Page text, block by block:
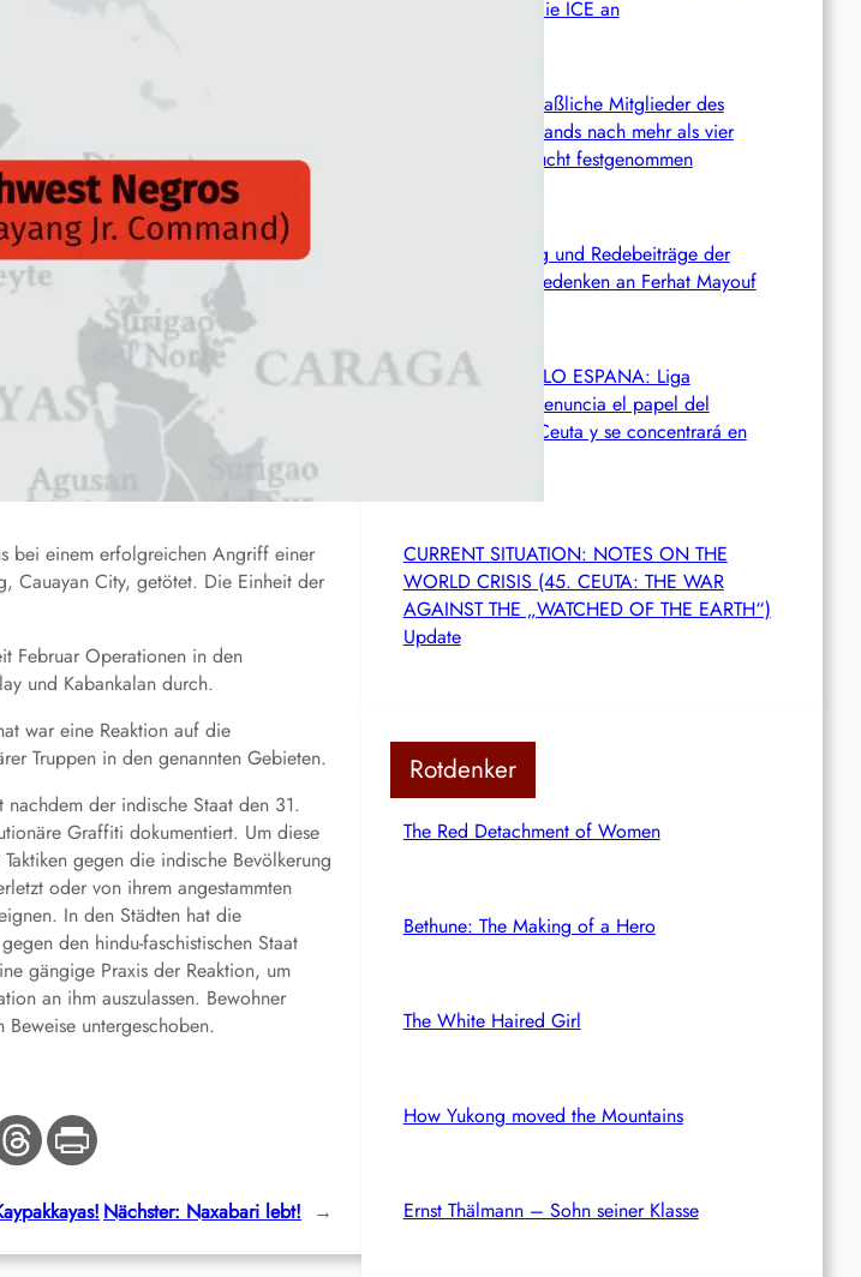
bei einem erfolgreichen Angriff einer
Cauayan City, getötet. Die Einheit der
Februar Operationen in den
und Kabankalan durch.
war eine Reaktion auf die
Truppen in den genannten Gebieten.
der indische Staat den 31.
Graffiti dokumentiert. Um diese
gegen die indische Bevölkerung
oder von ihrem angestammten
In den Städten hat die
den hindu-faschistischen Staat
gängige Praxis der Reaktion, um
an ihm auszulassen. Bewohner
untergeschoben.
Nächster: Naxabari lebt! →
Kampfes gegen die ICE an
Chile: Zwei mutmaßliche Mitglieder des
Mapuche-Widerstands nach mehr als vier
Jahren auf der Flucht festgenommen
Zusammenfassung und Redebeiträge der
Demo 2026 in Gedenken an Ferhat Mayouf
SERVIR AL PUEBLO ESPANA: Liga
Antiimperialista denuncia el papel del
imperialismo en Ceuta y se concentrará en
CURRENT SITUATION: NOTES ON THE
WORLD CRISIS (45. CEUTA: THE WAR
AGAINST THE „WATCHED OF THE EARTH“)
Update
Rotdenker
The Red Detachment of Women
Bethune: The Making of a Hero
The White Haired Girl
How Yukong moved the Mountains
Ernst Thälmann – Sohn seiner Klasse